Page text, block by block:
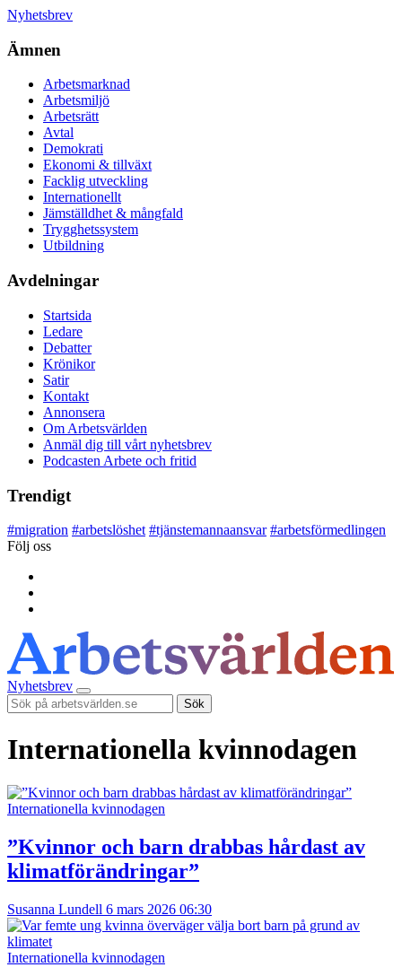
Nyhetsbrev
Ämnen
Arbetsmarknad
Arbetsmiljö
Arbetsrätt
Avtal
Demokrati
Ekonomi & tillväxt
Facklig utveckling
Internationellt
Jämställdhet & mångfald
Trygghetssystem
Utbildning
Avdelningar
Startsida
Ledare
Debatter
Krönikor
Satir
Kontakt
Annonsera
Om Arbetsvärlden
Anmäl dig till vårt nyhetsbrev
Podcasten Arbete och fritid
Trendigt
#migration #arbetslöshet #tjänstemannaansvar #arbetsförmedlingen
Följ oss
Nyhetsbrev
Sök
Internationella kvinnodagen
Internationella kvinnodagen
”Kvinnor och barn drabbas hårdast av
klimatförändringar”
Susanna Lundell 6 mars 2026 06:30
Internationella kvinnodagen